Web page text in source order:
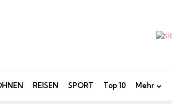
REISEN SPORT Top 10 Mehr